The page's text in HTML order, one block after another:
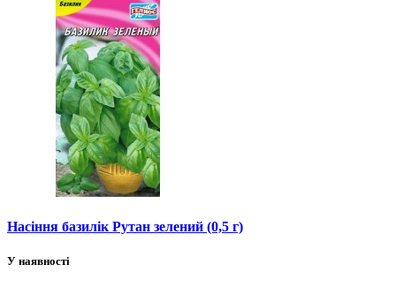
Насіння базилік Рутан зелений (0,5 г)
У наявності